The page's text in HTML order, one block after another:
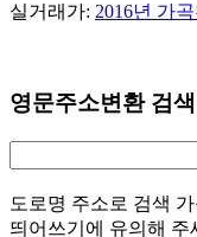
실거래가: 2016년 가
영문주소변환 검색
도로명 주소로 검색
띄어쓰기에 유의해 주